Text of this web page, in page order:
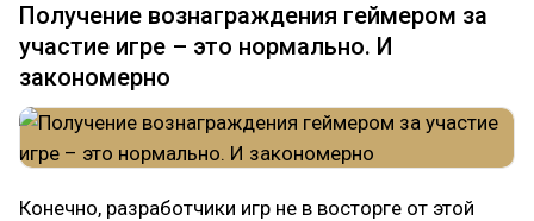
Получение вознаграждения геймером за
участие игре – это нормально. И
закономерно
Конечно, разработчики игр не в восторге от этой